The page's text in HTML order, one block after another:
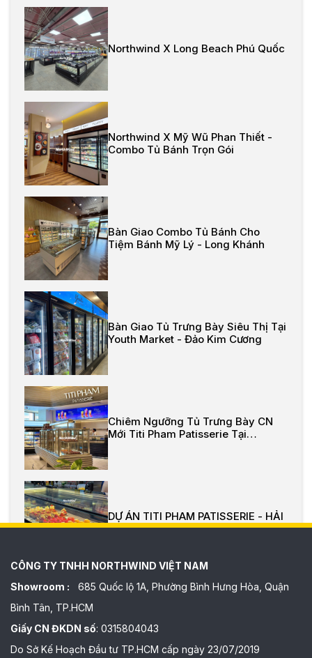
toàn thực phẩm cho mọi không gian bán lẻ.
Northwind X Long Beach Phú Quốc
Northwind X Mỹ Wũ Phan Thiết -
Combo Tủ Bánh Trọn Gói
Bàn Giao Combo Tủ Bánh Cho
Tiệm Bánh Mỹ Lý - Long Khánh
Bàn Giao Tủ Trưng Bày Siêu Thị Tại
Youth Market - Đảo Kim Cương
Chiêm Ngưỡng Tủ Trưng Bày CN
Mới Titi Pham Patisserie Tại
DỰ ÁN TITI PHAM PATISSERIE - HẢI
PHÒNG
CÔNG TY TNHH NORTHWIND VIỆT NAM
Showroom : 685 Quốc lộ 1A, Phường Bình Hưng Hòa, Quận
Bình Tân, TP.HCM
Giấy CN ĐKDN số: 0315804043
Do Sở Kế Hoạch Đầu tư TP.HCM cấp ngày 23/07/2019